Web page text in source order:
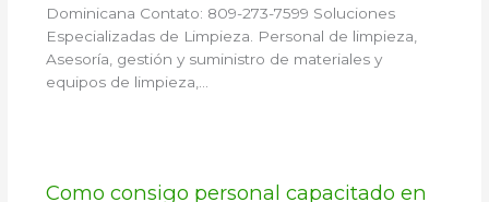
Dominicana Contato: 809-273-7599 Soluciones
Especializadas de Limpieza. Personal de limpieza,
Asesoría, gestión y suministro de materiales y
equipos de limpieza,…
Como consigo personal capacitado en